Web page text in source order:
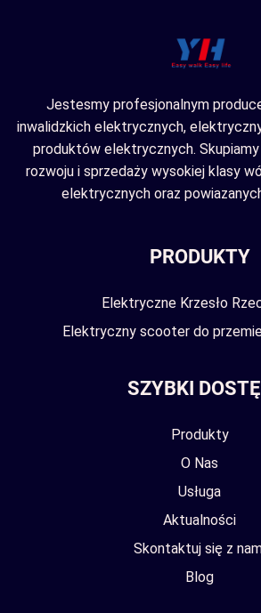
Jestesmy profesjonalnym
inwalidzkich elektrycznych,
produktów elektrycznych. Skupiamy
rozwoju i sprzedaży wysokiej klasy
elektrycznych oraz
PRODUKTY
Elektryczne Krzesło
Elektryczny scooter do
SZYBKI
Produkty
O Nas
Usługa
Aktualności
Skontaktuj się z
Blog